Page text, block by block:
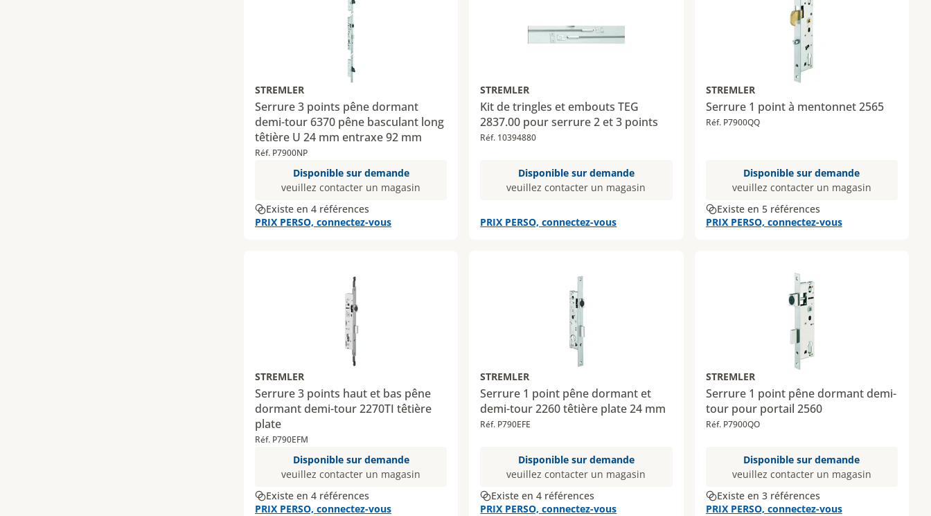
STREMLER
Serrure 3 points pêne dormant
demi-tour 6370 pêne basculant long
têtière U 24 mm entraxe 92 mm
Réf. P7900NP
Disponible sur demande
veuillez contacter un magasin
Existe en 4 références
PRIX PERSO, connectez-vous
STREMLER
Kit de tringles et embouts TEG
2837.00 pour serrure 2 et 3 points
Réf. 10394880
Disponible sur demande
veuillez contacter un magasin
PRIX PERSO, connectez-vous
STREMLER
Serrure 1 point à mentonnet 2565
Réf. P7900QQ
Disponible sur demande
veuillez contacter un magasin
Existe en 5 références
PRIX PERSO, connectez-vous
STREMLER
Serrure 3 points haut et bas pêne
dormant demi-tour 2270TI têtière
plate
Réf. P790EFM
Disponible sur demande
veuillez contacter un magasin
Existe en 4 références
PRIX PERSO, connectez-vous
STREMLER
Serrure 1 point pêne dormant et
demi-tour 2260 têtière plate 24 mm
Réf. P790EFE
Disponible sur demande
veuillez contacter un magasin
Existe en 4 références
PRIX PERSO, connectez-vous
STREMLER
Serrure 1 point pêne dormant demi-
tour pour portail 2560
Réf. P7900QO
Disponible sur demande
veuillez contacter un magasin
Existe en 3 références
PRIX PERSO, connectez-vous